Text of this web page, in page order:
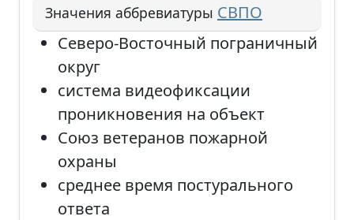
Значения аббревиатуры СВПО
Северо-Восточный пограничный
округ
система видеофиксации
проникновения на объект
Союз ветеранов пожарной
охраны
среднее время постурального
ответа